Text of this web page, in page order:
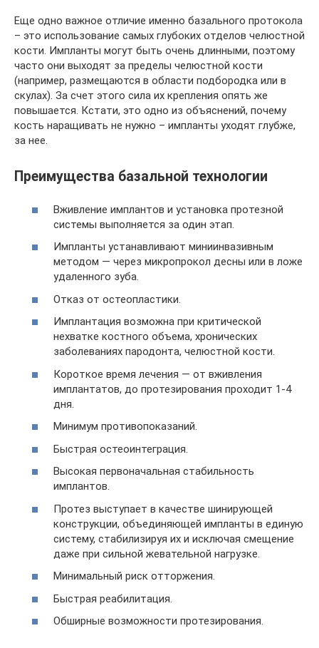
Еще одно важное отличие именно базального протокола
– это использование самых глубоких отделов челюстной
кости. Импланты могут быть очень длинными, поэтому
часто они выходят за пределы челюстной кости
(например, размещаются в области подбородка или в
скулах). За счет этого сила их крепления опять же
повышается. Кстати, это одно из объяснений, почему
кость наращивать не нужно – импланты уходят глубже,
за нее.
Преимущества базальной технологии
Вживление имплантов и установка протезной
системы выполняется за один этап.
Импланты устанавливают миниинвазивным
методом — через микропрокол десны или в ложе
удаленного зуба.
Отказ от остеопластики.
Имплантация возможна при критической
нехватке костного объема, хронических
заболеваниях пародонта, челюстной кости.
Короткое время лечения — от вживления
имплантатов, до протезирования проходит 1-4
дня.
Минимум противопоказаний.
Быстрая остеоинтеграция.
Высокая первоначальная стабильность
имплантов.
Протез выступает в качестве шинирующей
конструкции, объединяющей импланты в единую
систему, стабилизируя их и исключая смещение
даже при сильной жевательной нагрузке.
Минимальный риск отторжения.
Быстрая реабилитация.
Обширные возможности протезирования.